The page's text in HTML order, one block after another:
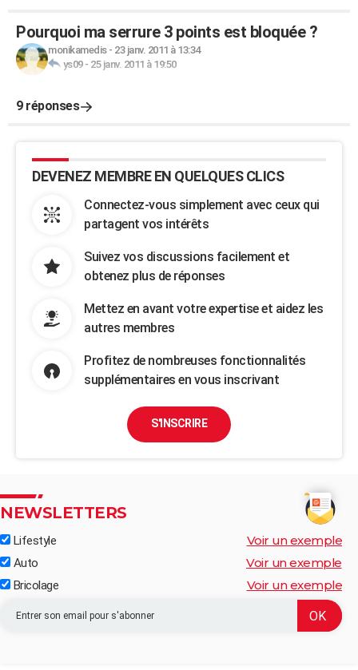
Pourquoi ma serrure 3 points est bloquée ?
monikamedis- 23 janv. 2011 à 13:34
ys09- 25 janv. 2011 à 19:50
9 réponses
DEVENEZ MEMBRE EN QUELQUES CLICS
Connectez-vous simplement avec ceux qui
partagent vos intérêts
Suivez vos discussions facilement et
obtenez plus de réponses
Mettez en avant votre expertise et aidez les
autres membres
Profitez de nombreuses fonctionnalités
supplémentaires en vous inscrivant
S'INSCRIRE
NEWSLETTERS
Lifestyle Voir un exemple
Auto Voir un exemple
Bricolage Voir un exemple